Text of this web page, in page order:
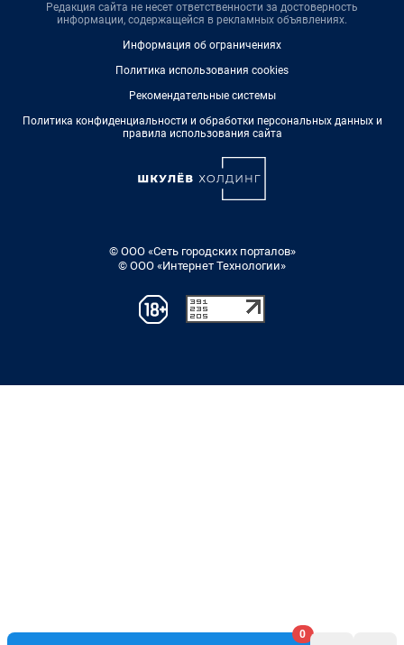
0
Редакция сайта не несет ответственности за достоверность
информации, содержащейся в рекламных объявлениях.
Информация об ограничениях
Политика использования cookies
Рекомендательные системы
Политика конфиденциальности и обработки персональных данных и
правила использования сайта
© ООО «Сеть городских порталов»
© ООО «Интернет Технологии»